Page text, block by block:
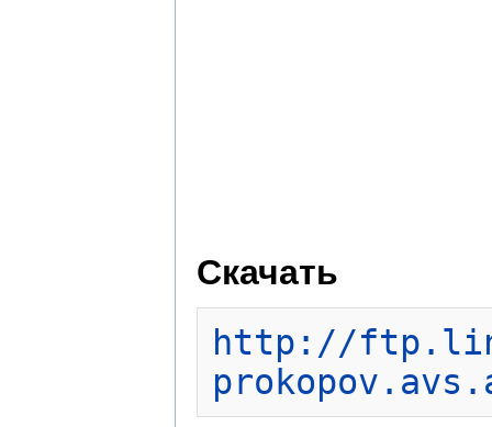
Скачать
http://